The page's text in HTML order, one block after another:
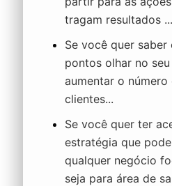
tragam resultados ...
Se você quer
pontos olhar no
aumentar o
clientes...
Se você quer ter
estratégia que
qualquer negócio
seja para área de